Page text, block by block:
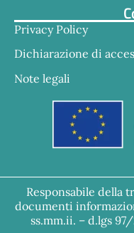
Privacy Policy
Dichiarazione di
Note legali
Responsabile della
documenti
ss.mm.ii. – d.lgs